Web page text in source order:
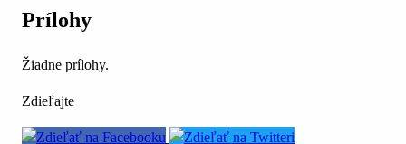
Prílohy
Žiadne prílohy.
Zdieľajte